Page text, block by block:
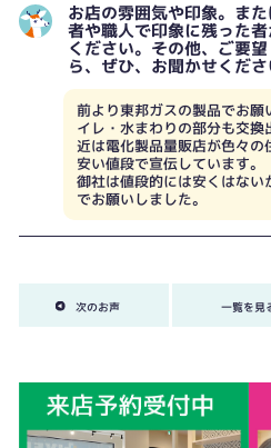
お店の雰囲気や印象。ま
者や職人で印象に残った
ください。その他、ご要
ら、ぜひ、お聞かせくださ
前より東邦ガスの製品でお
イレ・水まわりの部分も交
近は電化製品量販店が色々の
安い値段で宣伝しています。
御社は値段的には安くはな
でお願いしました。
次のお声 一覧を見